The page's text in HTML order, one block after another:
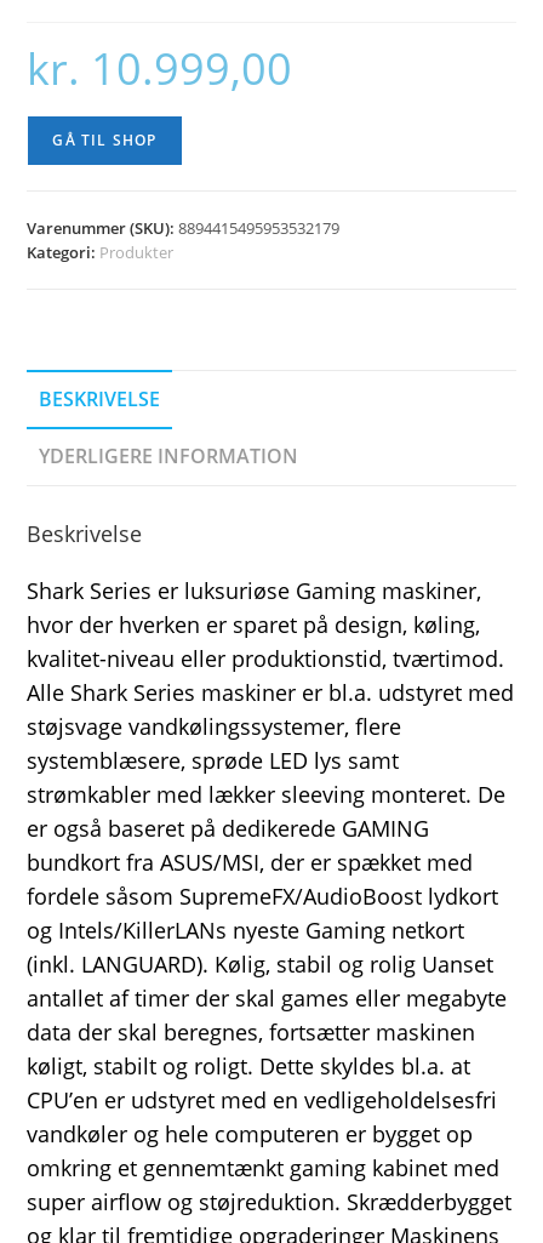
kr. 10.999,00
GÅ TIL SHOP
Varenummer (SKU):8894415495953532179
Kategori: Produkter
BESKRIVELSE
YDERLIGERE INFORMATION
Beskrivelse
Shark Series er luksuriøse Gaming maskiner,
hvor der hverken er sparet på design, køling,
kvalitet-niveau eller produktionstid, tværtimod.
Alle Shark Series maskiner er bl.a. udstyret med
støjsvage vandkølingssystemer, flere
systemblæsere, sprøde LED lys samt
strømkabler med lækker sleeving monteret. De
er også baseret på dedikerede GAMING
bundkort fra ASUS/MSI, der er spækket med
fordele såsom SupremeFX/AudioBoost lydkort
og Intels/KillerLANs nyeste Gaming netkort
(inkl. LANGUARD). Kølig, stabil og rolig Uanset
antallet af timer der skal games eller megabyte
data der skal beregnes, fortsætter maskinen
køligt, stabilt og roligt. Dette skyldes bl.a. at
CPU’en er udstyret med en vedligeholdelsesfri
vandkøler og hele computeren er bygget op
omkring et gennemtænkt gaming kabinet med
super airflow og støjreduktion. Skrædderbygget
og klar til fremtidige opgraderinger Maskinens